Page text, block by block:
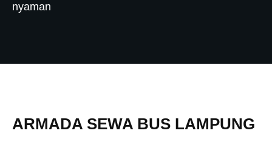
nyaman
ARMADA SEWA BUS LAMPUNG